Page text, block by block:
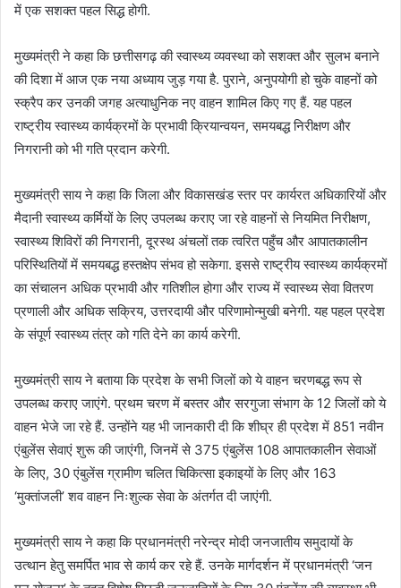
में एक सशक्त पहल सिद्ध होगी.
मुख्यमंत्री ने कहा कि छत्तीसगढ़ की स्वास्थ्य व्यवस्था को सशक्त और सुलभ बनाने
की दिशा में आज एक नया अध्याय जुड़ गया है. पुराने, अनुपयोगी हो चुके वाहनों को
स्क्रैप कर उनकी जगह अत्याधुनिक नए वाहन शामिल किए गए हैं. यह पहल
राष्ट्रीय स्वास्थ्य कार्यक्रमों के प्रभावी क्रियान्वयन, समयबद्ध निरीक्षण और
निगरानी को भी गति प्रदान करेगी.
मुख्यमंत्री साय ने कहा कि जिला और विकासखंड स्तर पर कार्यरत अधिकारियों और
मैदानी स्वास्थ्य कर्मियों के लिए उपलब्ध कराए जा रहे वाहनों से नियमित निरीक्षण,
स्वास्थ्य शिविरों की निगरानी, दूरस्थ अंचलों तक त्वरित पहुँच और आपातकालीन
परिस्थितियों में समयबद्ध हस्तक्षेप संभव हो सकेगा. इससे राष्ट्रीय स्वास्थ्य कार्यक्रमों
का संचालन अधिक प्रभावी और गतिशील होगा और राज्य में स्वास्थ्य सेवा वितरण
प्रणाली और अधिक सक्रिय, उत्तरदायी और परिणामोन्मुखी बनेगी. यह पहल प्रदेश
के संपूर्ण स्वास्थ्य तंत्र को गति देने का कार्य करेगी.
मुख्यमंत्री साय ने बताया कि प्रदेश के सभी जिलों को ये वाहन चरणबद्ध रूप से
उपलब्ध कराए जाएंगे. प्रथम चरण में बस्तर और सरगुजा संभाग के 12 जिलों को ये
वाहन भेजे जा रहे हैं. उन्होंने यह भी जानकारी दी कि शीघ्र ही प्रदेश में 851 नवीन
एंबुलेंस सेवाएं शुरू की जाएंगी, जिनमें से 375 एंबुलेंस 108 आपातकालीन सेवाओं
के लिए, 30 एंबुलेंस ग्रामीण चलित चिकित्सा इकाइयों के लिए और 163
‘मुक्तांजली’ शव वाहन निःशुल्क सेवा के अंतर्गत दी जाएंगी.
मुख्यमंत्री साय ने कहा कि प्रधानमंत्री नरेन्द्र मोदी जनजातीय समुदायों के
उत्थान हेतु समर्पित भाव से कार्य कर रहे हैं. उनके मार्गदर्शन में प्रधानमंत्री ‘जन